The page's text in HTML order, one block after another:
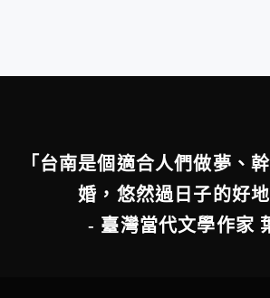
「台南是個適合人們做夢、
婚，悠然過日子的好地
- 臺灣當代文學作家